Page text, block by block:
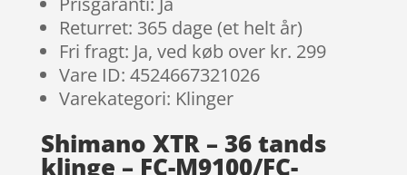
Returret: 365 dage (et helt år)
Fri fragt: Ja, ved køb over kr. 299
Vare ID: 4524667321026
Varekategori: Klinger
Shimano XTR – 36 tands
klinge – FC-M9100/FC-